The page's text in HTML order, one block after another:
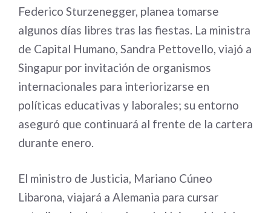
Federico Sturzenegger, planea tomarse
algunos días libres tras las fiestas. La ministra
de Capital Humano, Sandra Pettovello, viajó a
Singapur por invitación de organismos
internacionales para interiorizarse en
políticas educativas y laborales; su entorno
aseguró que continuará al frente de la cartera
durante enero.
El ministro de Justicia, Mariano Cúneo
Libarona, viajará a Alemania para cursar